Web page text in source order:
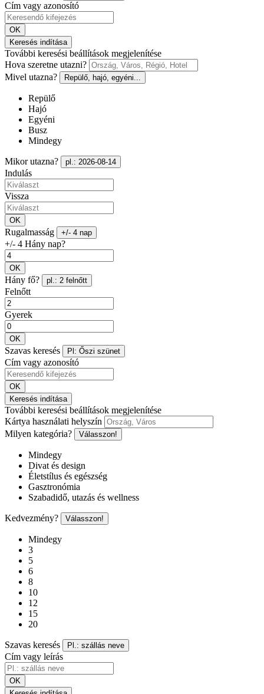
Cím vagy azonosító
OK
Keresés indítása
További keresési beállítások megjelenítése
Hova szeretne utazni?
Mivel utazna?
Repülő, hajó, egyéni...
Repülő
Hajó
Egyéni
Busz
Mindegy
Mikor utazna? pl.: 2026-08-14
Indulás
Vissza
OK
Rugalmasság +/- 4 nap
+/- 4 Hány nap?
OK
Hány fő? pl.: 2 felnőtt
Felnőtt
Gyerek
OK
Szavas keresés Pl: Őszi szünet
Cím vagy azonosító
OK
Keresés indítása
További keresési beállítások megjelenítése
Kártya használati helyszín
Milyen kategória?
Válasszon!
Mindegy
Divat és design
Életstílus és egészség
Gasztronómia
Szabadidő, utazás és wellness
Kedvezmény? Válasszon!
Mindegy
3
5
6
8
10
12
15
20
Szavas keresés Pl.: szállás neve
Cím vagy leírás
OK